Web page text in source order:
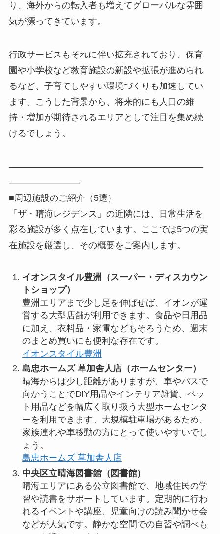
り、海外からの転入者も増えてグローバルな雰囲
気が漂ってきています。
行政サービスもそれに伴い拡充されており、保育
園や小学校など教育施設の新設や拡張が進められ
るなど、子育てしやすい環境づくりも加速してい
ます。こうした背景から、将来的にも人口の維
持・増加が期待されるエリアとして注目を集め続
けるでしょう。
――――――――――――――――――――――
――――――――
■周辺施設のご紹介（5選）
「ザ・晴海レジデンス」の近隣には、日常生活を
彩る施設が多く点在しています。ここでは5つの実
在施設を厳選し、その概要をご案内します。
イオンスタイル豊洲（スーパー・ディスカウン
トショップ）
豊洲エリアまで少し足を伸ばせば、イオンが運
営する大型店舗が利用できます。食品や日用品
に加え、衣料品・家電などもそろうため、週末
のまとめ買いにも便利な存在です。
イオンスタイル豊洲
島忠ホームズ 草加舎人店（ホームセンター）
晴海からは少し距離がありますが、車やバスで
向かうことでDIY用品やインテリア雑貨、ペッ
ト用品などを幅広く取り扱う大型ホームセンタ
ーを利用できます。大規模駐車場があるため、
家族連れや車移動の方にとって使いやすいでし
ょう。
島忠ホームズ 草加舎人店
中央区立晴海図書館（図書館）
晴海エリアにある公立図書館で、地域住民の学
習や読書をサポートしています。定期的に行わ
れるイベントや講座、児童向けの読み聞かせ会
などが人気です。静かな空間での自習や調べも